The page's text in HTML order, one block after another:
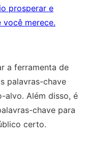
prosperar e
você merece.
a ferramenta de
palavras-chave
alvo. Além disso, é
chave para
certo.